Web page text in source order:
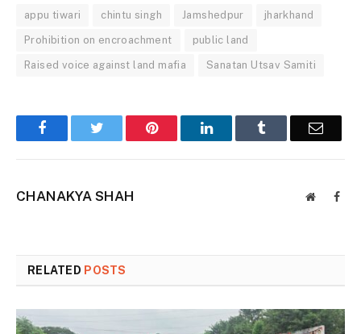
appu tiwari chintu singh Jamshedpur jharkhand
Prohibition on encroachment public land
Raised voice against land mafia Sanatan Utsav Samiti
FacebookTwitter Pinterest LinkedInTumblr Email
CHANAKYA SHAH Website
RELATED POSTS